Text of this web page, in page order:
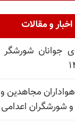
اخبار و مقالات
مجاهدین
شورشگران